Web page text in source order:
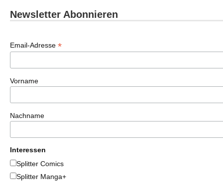
Newsletter Abonnieren
Email-Adresse *
Vorname
Nachname
Interessen
Splitter Comics
Splitter Manga+